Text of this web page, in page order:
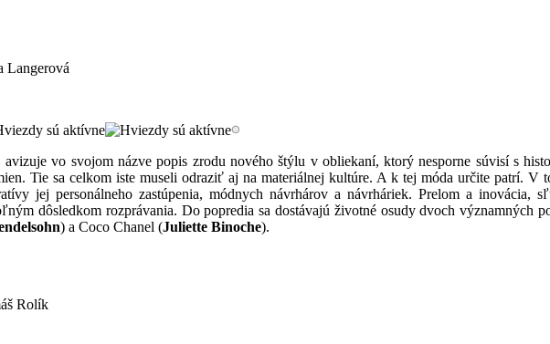
Langerová
avizuje vo svojom názve popis zrodu nového štýlu v obliekaní, ktorý nesporne súvisí s
Tie sa celkom iste museli odraziť aj na materiálnej kultúre. A k tej móda určite patrí. V
jej personálneho zastúpenia, módnych návrhárov a návrháriek. Prelom a inovácia,
dôsledkom rozprávania. Do popredia sa dostávajú životné osudy dvoch významných
) a Coco Chanel (Juliette Binoche).
Rolík